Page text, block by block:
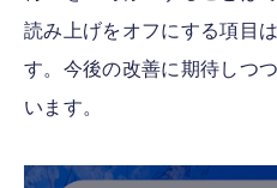
読み上げをオフにする項目
す。今後の改善に期待しつ
います。